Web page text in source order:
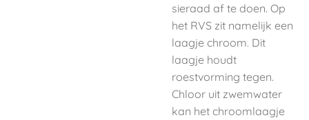
sieraad af te doen. Op
het RVS zit namelijk een
laagje chroom. Dit
laagje houdt
roestvorming tegen.
Chloor uit zwemwater
kan het chroomlaagje